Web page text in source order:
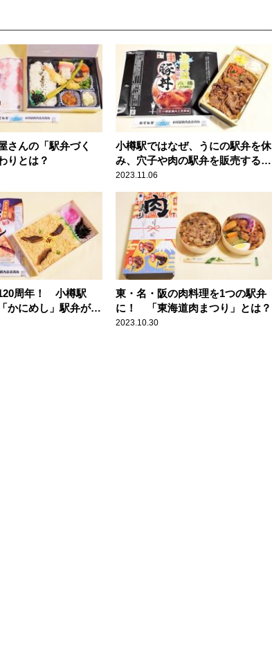
さんの「駅弁づく
りとは？
小樽駅ではなぜ、うにの駅弁を休
み、穴子や肉の駅弁を販売するの
か？
2023.11.06
周年！ 小樽駅
かにめし」駅弁が販
東・名・阪の肉料理を1つの駅弁
に！ 「東海道肉まつり」とは？
2023.10.30